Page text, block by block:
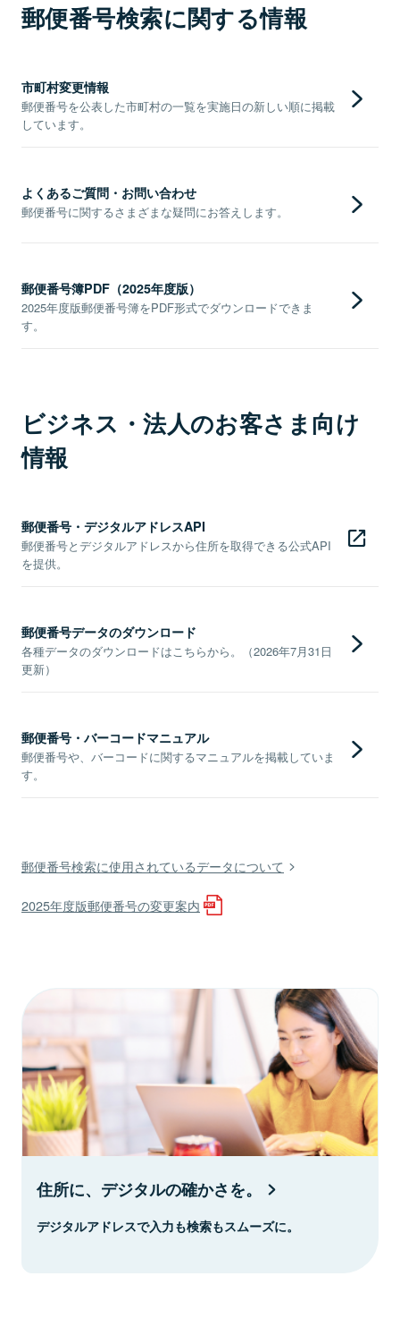
郵便番号検索に関する情報
市町村変更情報
郵便番号を公表した市町村の一覧を実施日の新しい順に掲載
しています。
よくあるご質問・お問い合わせ
郵便番号に関するさまざまな疑問にお答えします。
郵便番号簿PDF（2025年度版）
2025年度版郵便番号簿をPDF形式でダウンロードできま
す。
ビジネス・法人のお客さま向け
情報
郵便番号・デジタルアドレスAPI
郵便番号とデジタルアドレスから住所を取得できる公式API
を提供。
郵便番号データのダウンロード
各種データのダウンロードはこちらから。（2026年7月31日
更新）
郵便番号・バーコードマニュアル
郵便番号や、バーコードに関するマニュアルを掲載していま
す。
郵便番号検索に使用されているデータについて
2025年度版郵便番号の変更案内
住所に、デジタルの確かさを。
デジタルアドレスで入力も検索もスムーズに。